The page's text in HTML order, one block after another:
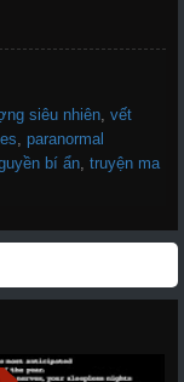
siêu nhiên vết
paranormal
bí ẩn truyện ma